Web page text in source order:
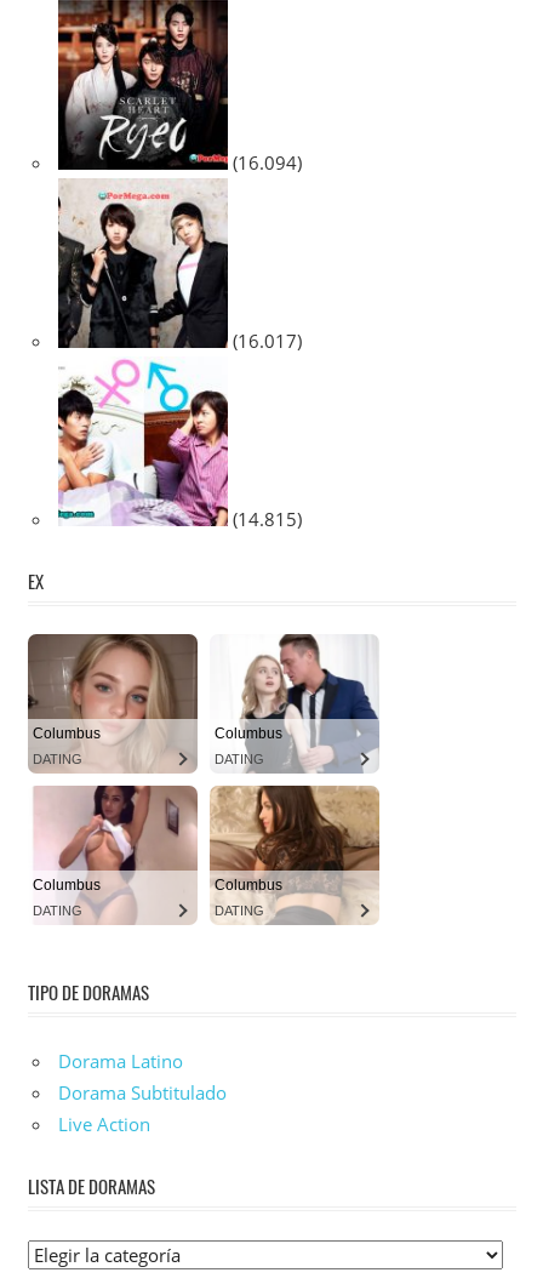
(16.094)
(16.017)
(14.815)
EX
TIPO DE DORAMAS
Dorama Latino
Dorama Subtitulado
Live Action
LISTA DE DORAMAS
Lista